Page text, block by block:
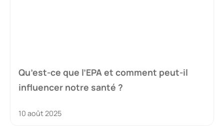
Qu’est-ce que l’EPA et comment peut-il
influencer notre santé ?
10 août 2025